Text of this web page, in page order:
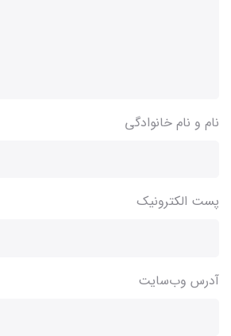
نام و نام خانوادگی
پست الکترونیک
آدرس وب‌سایت